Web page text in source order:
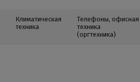
Климатическая
техника
Телефоны, офисная
техника
(оргтехника)